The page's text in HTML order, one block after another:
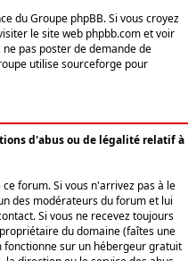
du Groupe phpBB. Si vous croyez
le site web phpbb.com et voir
pas poster de demande de
utilise sourceforge pour
d'abus ou de légalité relatif à
forum. Si vous n'arrivez pas à le
des modérateurs du forum et lui
Si vous ne recevez toujours
du domaine (faîtes une
fonctionne sur un hébergeur gratuit